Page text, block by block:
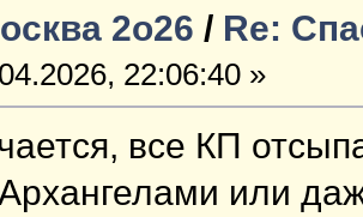
2о26 / Re:
22:06:40 »
все КП
или